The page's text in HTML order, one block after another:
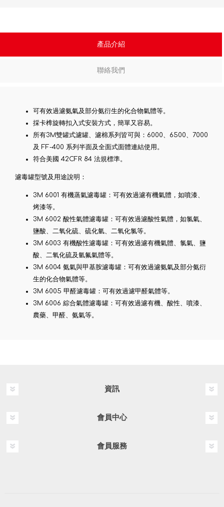
產品介紹
聯絡我們
可有效過濾氨氣及部分氨衍生的化合物氣體等。
採卡榫旋轉扣入式安裝方式，簡單又容易。
所有3M雙罐式濾罐、濾棉系列皆可與：6000、6500、7000
及 FF-400 系列半面及全面式面體連結使用。
符合美國 42CFR 84 法規標準。
濾毒罐型號及用途說明：
3M 6001 有機蒸氣濾毒罐：可有效過濾有機氣體，如噴漆、
烤漆等。
3M 6002 酸性氣體濾毒罐：可有效過濾酸性氣體，如氯氣、
鹽酸、二氧化硫、硫化氫、二氧化氯等。
3M 6003 有機酸性濾毒罐：可有效過濾有機氣體、氯氣、鹽
酸、二氧化硫及氫氟氣體等。
3M 6004 氨氣與甲基胺濾毒罐：可有效過濾氨氣及部分氨衍
生的化合物氣體等。
3M 6005 甲醛濾毒罐：可有效過濾甲醛氣體等。
3M 6006 綜合氣體濾毒罐：可有效過濾有機、酸性、噴漆、
農藥、甲醛、氨氣等。
資訊
會員中心
會員服務